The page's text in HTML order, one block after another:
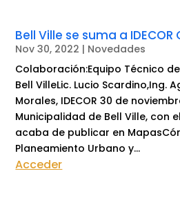
Bell Ville se suma a
Nov 30, 2022 | Novedades
Colaboración:Equipo Técnico
Bell VilleLic. Lucio Scardino,Ing.
Morales, IDECOR 30 de
Municipalidad de Bell Ville, con
acaba de publicar en
Planeamiento Urbano y...
Acceder